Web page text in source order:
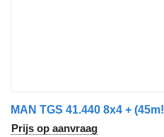
Prijs op aanvraag